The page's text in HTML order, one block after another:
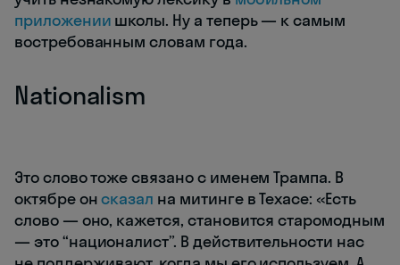
приложении школы. Ну а теперь — к самым
востребованным словам года.
Nationalism
Это слово тоже связано с именем Трампа. В
октябре онсказал на митинге в Техасе: «Есть
слово — оно, кажется, становится старомодным
— это “националист”. В действительности нас